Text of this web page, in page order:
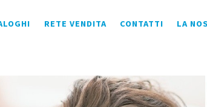
RETE VENDITA CONTATTI LA